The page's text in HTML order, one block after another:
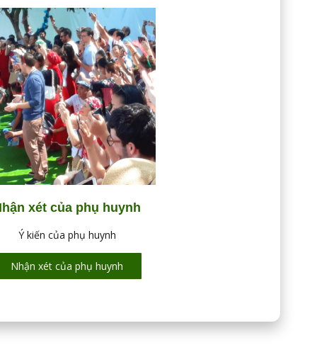
xét của phụ huynh
Ý kiến của phụ huynh
Nhận xét của phụ huynh